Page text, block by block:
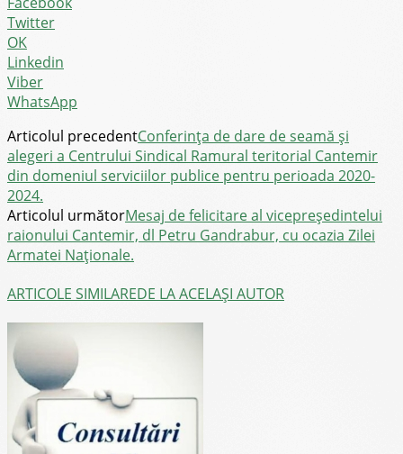
Twitter
OK
Linkedin
Viber
WhatsApp
Articolul precedentConferința de dare de seamă și
alegeri a Centrului Sindical Ramural teritorial Cantemir
din domeniul serviciilor publice pentru perioada 2020-
2024.
Articolul următorMesaj de felicitare al vicepreședintelui
raionului Cantemir, dl Petru Gandrabur, cu ocazia Zilei
Armatei Naționale.
ARTICOLE SIMILAREDE LA ACELAȘI AUTOR